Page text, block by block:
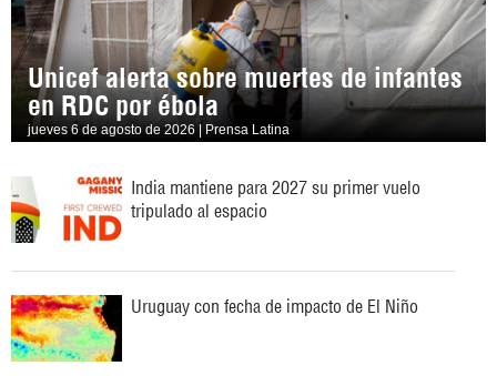
Unicef alerta sobre muertes de infantes
en RDC por ébola
jueves 6 de agosto de 2026 | Prensa Latina
India mantiene para 2027 su primer vuelo
tripulado al espacio
Uruguay con fecha de impacto de El Niño